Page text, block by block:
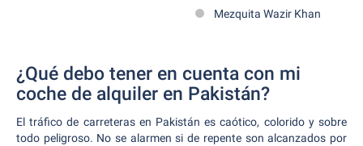
Mezquita Wazir Khan
¿Qué debo tener en cuenta con mi
coche de alquiler en Pakistán?
El tráfico de carreteras en Pakistán es caótico, colorido y sobre
todo peligroso. No se alarmen si de repente son alcanzados por